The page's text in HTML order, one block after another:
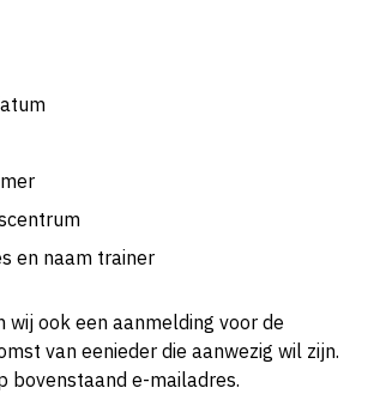
en naam trainer
wij ook een aanmelding voor de
van eenieder die aanwezig wil zijn.
bovenstaand e-mailadres.